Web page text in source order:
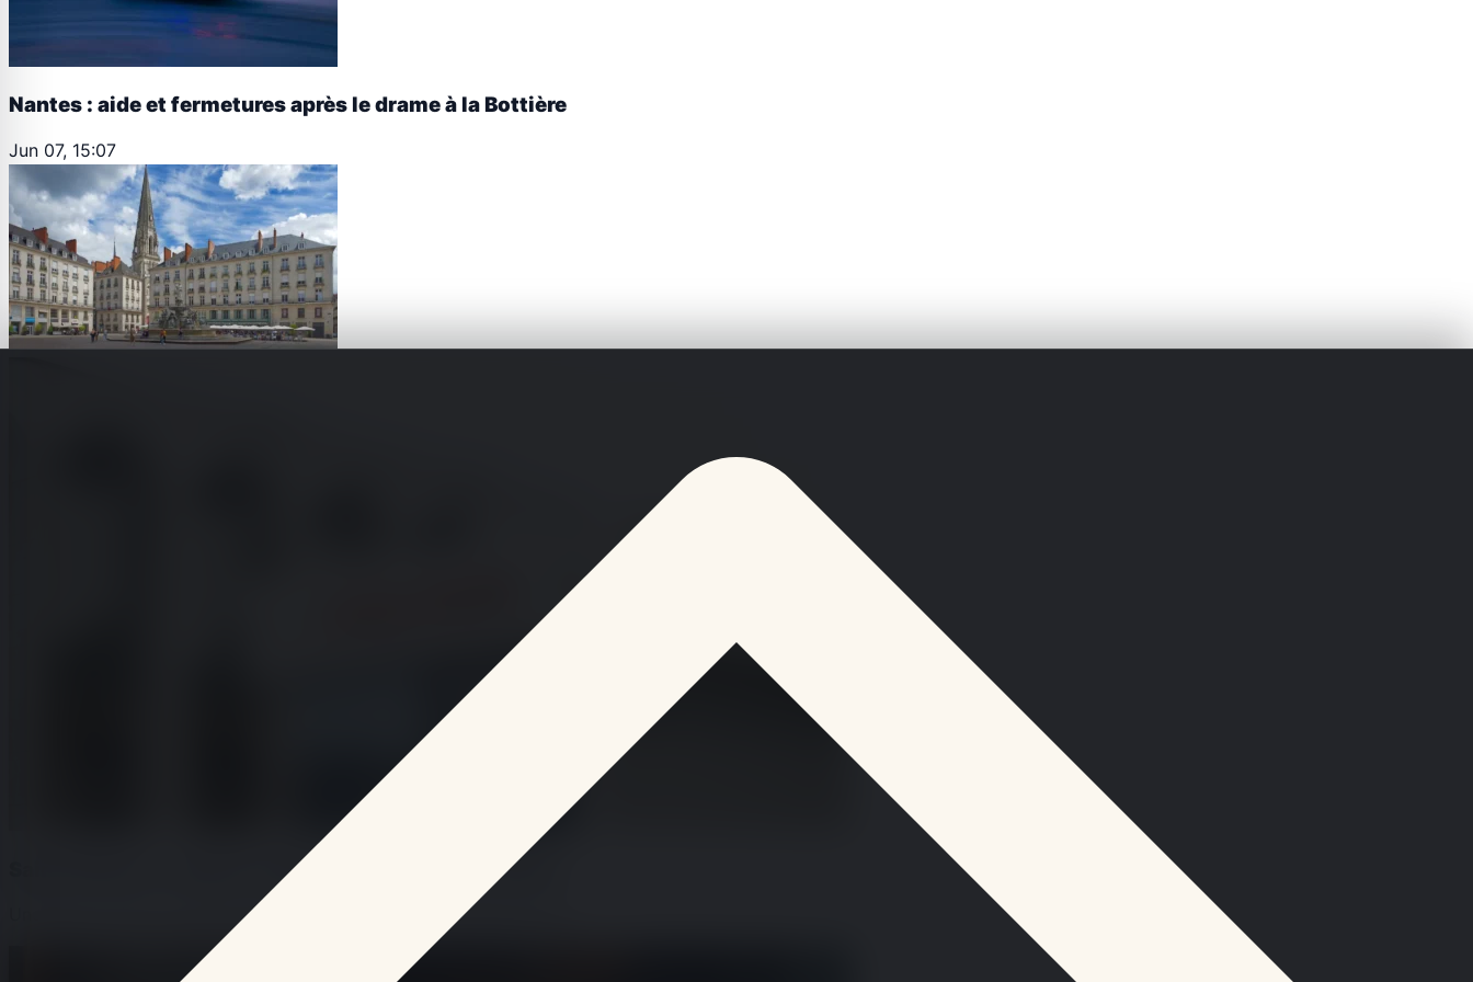
Nantes : aide et fermetures après le drame à la Bottière
Jun 07, 15:07
Saint-Étienne : suspect arrêté après agression d’élève
Une élève de l’école primaire Beaulieu La Tour a été agressée lundi…